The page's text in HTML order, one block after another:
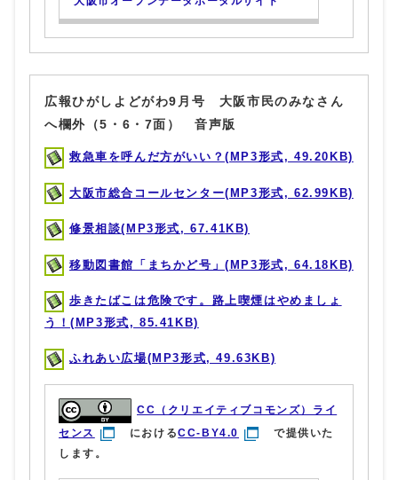
広報ひがしよどがわ9月号 大阪市民のみなさん
へ欄外（5・6・7面） 音声版
救急車を呼んだ方がいい？(MP3形式, 49.20KB)
大阪市総合コールセンター(MP3形式, 62.99KB)
修景相談(MP3形式, 67.41KB)
移動図書館「まちかど号」(MP3形式, 64.18KB)
歩きたばこは危険です。路上喫煙はやめましょ
う！(MP3形式, 85.41KB)
ふれあい広場(MP3形式, 49.63KB)
CC（クリエイティブコモンズ）ライ
センス
におけるCC-BY4.0
で提供いた
します。